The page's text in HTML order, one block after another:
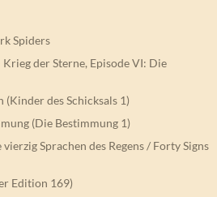
Spiders
Krieg der Sterne, Episode VI: Die
des Schicksals 1)
(Die Bestimmung 1)
Sprachen des Regens / Forty Signs
Edition 169)